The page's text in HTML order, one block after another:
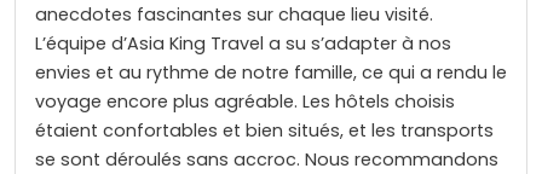
anecdotes fascinantes sur chaque lieu visité.
L’équipe d’Asia King Travel a su s’adapter à nos
envies et au rythme de notre famille, ce qui a rendu le
voyage encore plus agréable. Les hôtels choisis
étaient confortables et bien situés, et les transports
se sont déroulés sans accroc. Nous recommandons